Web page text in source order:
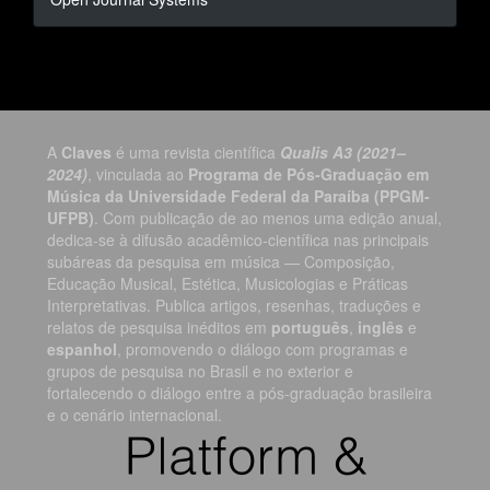
por
A Claves é uma revista científica Qualis A3 (2021–
2024), vinculada ao Programa de Pós-Graduação em
Música da Universidade Federal da Paraíba (PPGM-
UFPB). Com publicação de ao menos uma edição anual,
dedica-se à difusão acadêmico-científica nas principais
subáreas da pesquisa em música — Composição,
Educação Musical, Estética, Musicologias e Práticas
Interpretativas. Publica artigos, resenhas, traduções e
relatos de pesquisa inéditos em português, inglês e
espanhol, promovendo o diálogo com programas e
grupos de pesquisa no Brasil e no exterior e
fortalecendo o diálogo entre a pós-graduação brasileira
e o cenário internacional.